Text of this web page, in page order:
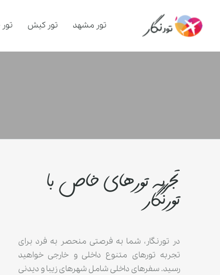
تور مشهد تور کیش
تجربه تورهای خاص با
تورنگار
در تورنگار، شما به فرصتی منحصر به فرد برای
تجربه تورهای متنوع داخلی و خارجی خواهید
رسید. سفرهای داخلی شامل شهرهای زیبا و دیدنی